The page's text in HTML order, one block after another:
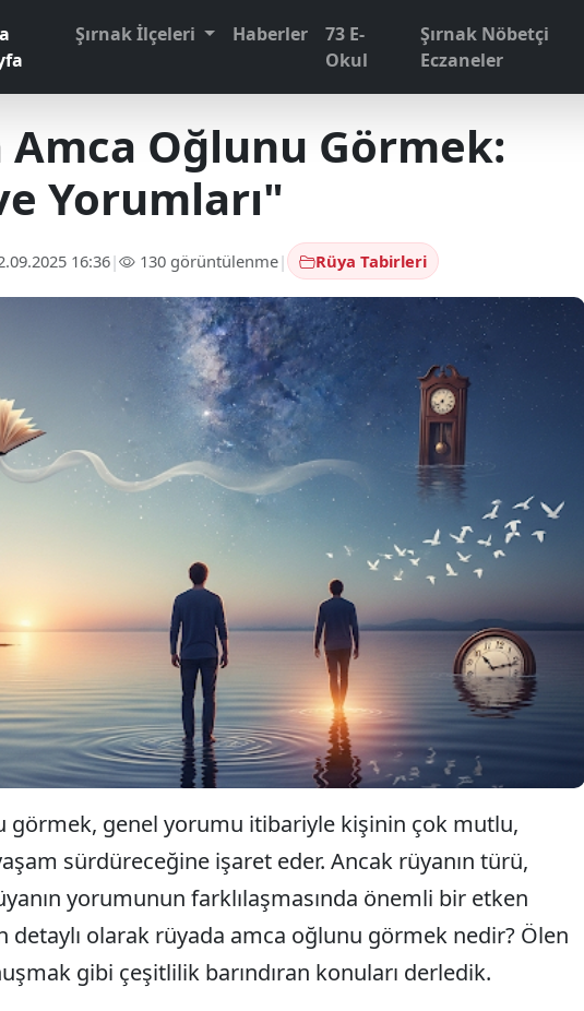
Şırnak İlçeleri Haberler
73 E-
Okul
Şırnak Nöbetçi
Eczaneler
Amca Oğlunu Görmek:
Yorumları"
16:36| 130 görüntülenme| Rüya Tabirleri
görmek, genel yorumu itibariyle kişinin çok mutlu,
sürdüreceğine işaret eder. Ancak rüyanın türü,
yorumunun farklılaşmasında önemli bir etken
detaylı olarak rüyada amca oğlunu görmek nedir? Ölen
gibi çeşitlilik barındıran konuları derledik.